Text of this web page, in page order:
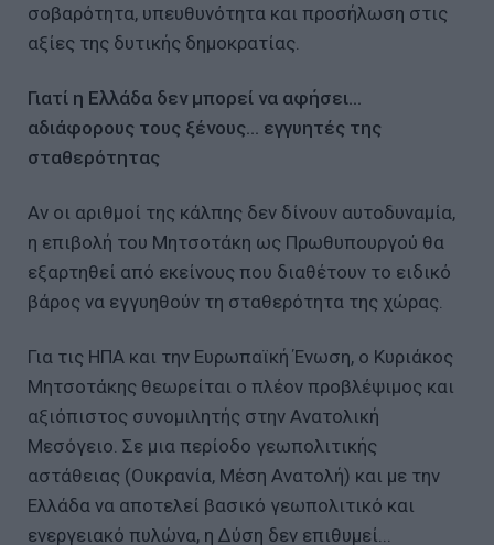
σοβαρότητα, υπευθυνότητα και προσήλωση στις
αξίες της δυτικής δημοκρατίας.
Γιατί η Ελλάδα δεν μπορεί να αφήσει...
αδιάφορους τους ξένους... εγγυητές της
σταθερότητας
Αν οι αριθμοί της κάλπης δεν δίνουν αυτοδυναμία,
η επιβολή του Μητσοτάκη ως Πρωθυπουργού θα
εξαρτηθεί από εκείνους που διαθέτουν το ειδικό
βάρος να εγγυηθούν τη σταθερότητα της χώρας.
Για τις ΗΠΑ και την Ευρωπαϊκή Ένωση, ο Κυριάκος
Μητσοτάκης θεωρείται ο πλέον προβλέψιμος και
αξιόπιστος συνομιλητής στην Ανατολική
Μεσόγειο. Σε μια περίοδο γεωπολιτικής
αστάθειας (Ουκρανία, Μέση Ανατολή) και με την
Ελλάδα να αποτελεί βασικό γεωπολιτικό και
ενεργειακό πυλώνα, η Δύση δεν επιθυμεί...